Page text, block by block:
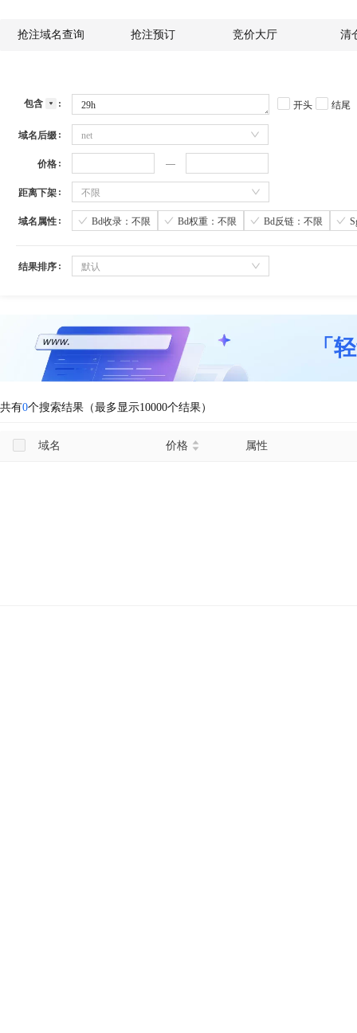
抢注域名查询 抢注预订 竞价大厅 清
包含 开头 结尾
域名后缀 net
价格
距离下架 不限
域名属性 Bd收录：不限 Bd权重：不限 Bd反链：不限
结果排序 默认
「
共有0个搜索结果（最多显示10000个结果）
域名 价格 属性